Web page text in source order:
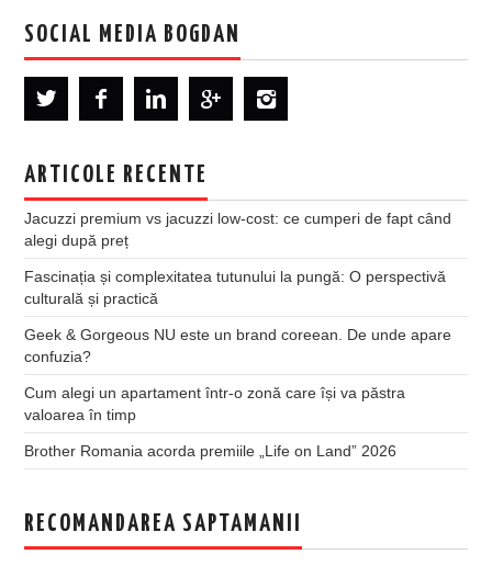
SOCIAL MEDIA BOGDAN
ARTICOLE RECENTE
Jacuzzi premium vs jacuzzi low-cost: ce cumperi de fapt când
alegi după preț
Fascinația și complexitatea tutunului la pungă: O perspectivă
culturală și practică
Geek & Gorgeous NU este un brand coreean. De unde apare
confuzia?
Cum alegi un apartament într-o zonă care își va păstra
valoarea în timp
Brother Romania acorda premiile „Life on Land” 2026
RECOMANDAREA SAPTAMANII